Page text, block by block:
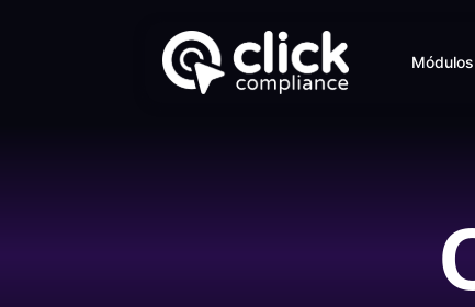
Módulos